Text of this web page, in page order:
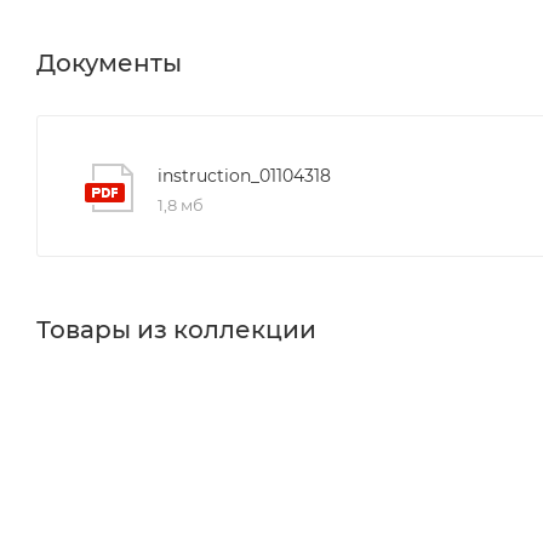
Документы
instruction_01104318
1,8 мб
Товары из коллекции